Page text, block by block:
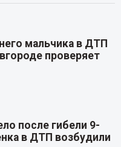
мальчика в ДТП
проверяет
после гибели 9-
в ДТП возбудили